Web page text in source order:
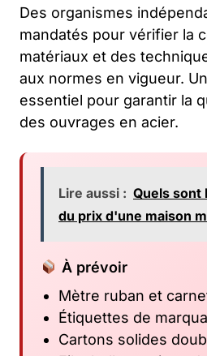
Des organismes
mandatés pour vérifier la
matériaux et des
aux normes en vigueur.
essentiel pour garantir la
des ouvrages en acier.
Lire aussi : Quels sont
du prix d'une maison
À prévoir
Mètre ruban et
Étiquettes de
Cartons solides